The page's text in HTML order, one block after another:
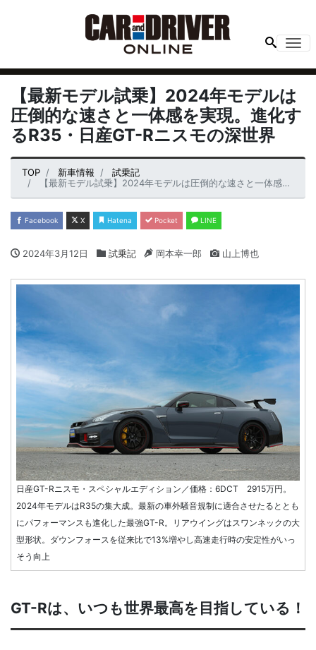
【最新モデル試乗】2024年モデルは
圧倒的な速さと一体感を実現。進化す
るR35・日産GT-Rニスモの深世界
TOP 新車情報
試乗記
【最新モデル試乗】2024年モデルは圧倒的な速さと一体感を実現。進化するR35・日産GT-Rニスモの深世界
Facebook X Hatena Pocket LINE
2024年3月12日 試乗記 岡本幸一郎 山上博也
日産GT-Rニスモ・スペシャルエディション／価格：6DCT 2915万円。
2024年モデルはR35の集大成。最新の車外騒音規制に適合させたるととも
にパフォーマンスも進化した最強GT-R。リアウイングはスワンネックの大
型形状。ダウンフォースを従来比で13%増やし高速走行時の安定性がいっ
そう向上
GT-Rは、いつも世界最高を目指している！